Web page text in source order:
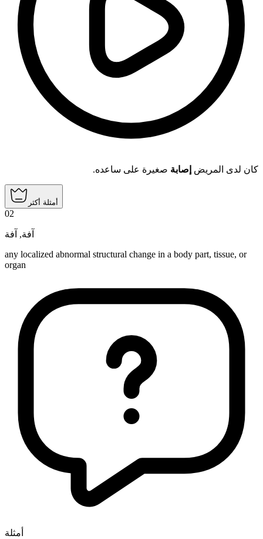
كان لدى المريض إصابة صغيرة على ساعده.
أمثلة أكثر
02
آفة, آفة
any localized abnormal structural change in a body part, tissue, or
organ
أمثلة